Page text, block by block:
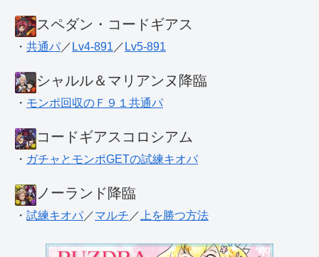
スペダン・コードギアス
・ 共通パ ／ Lv4-891 ／ Lv5-891
シャルル＆マリアンヌ降臨
・ モンポ回収のＦ９１共通パ
コードギアスコロシアム
・ ガチャとモンポGETの試練キオパ
ノーランド降臨
・ 試練キオパ ／マルチ ／ 上を勝つ方法